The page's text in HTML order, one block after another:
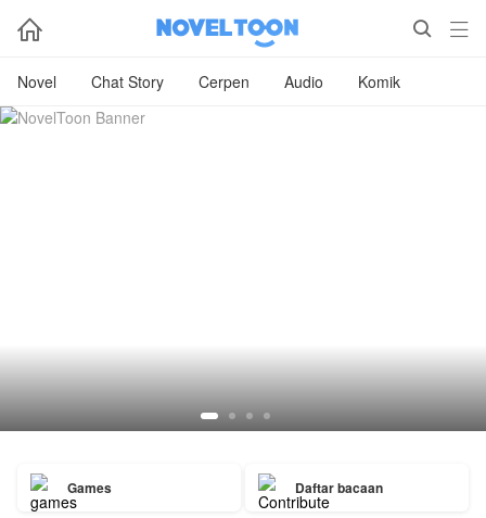
  
Novel Chat Story Cerpen Audio Komik
Games Daftar bacaan